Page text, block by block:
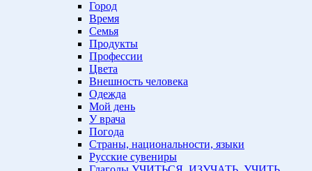
Город
Время
Семья
Продукты
Профессии
Цвета
Внешность человека
Одежда
Мой день
У врача
Погода
Страны, национальности, языки
Русские сувениры